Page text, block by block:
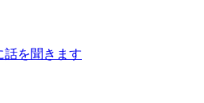
話を聞きます